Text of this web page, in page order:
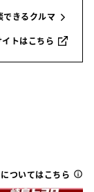
できるクルマ
トはこちら
ついてはこちら